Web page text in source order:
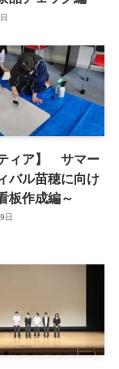
ティア】 サマー
バル苗穂に向け
作成編～
日